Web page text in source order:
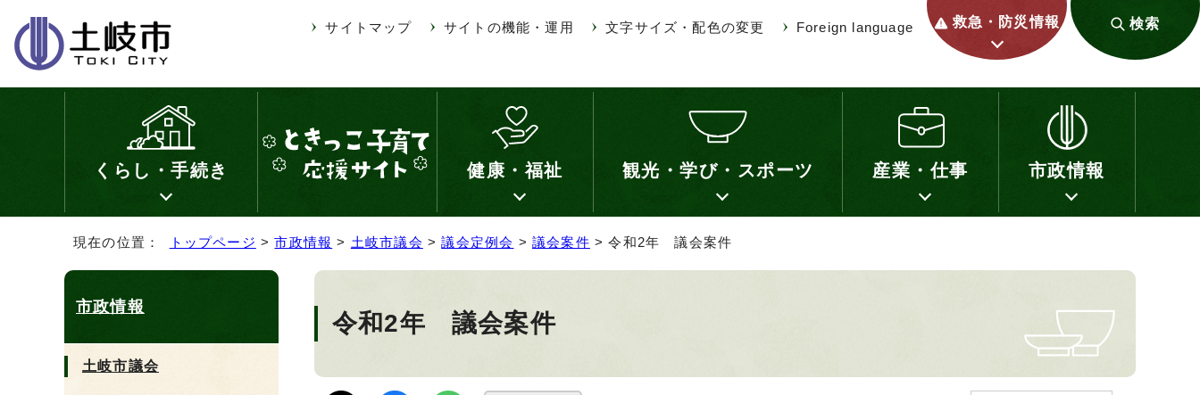
サイトマップ サイトの機能・運用 文字サイズ・配色の変更 Foreign language 救急・防災情報 検索
くらし・手続き 健康・福祉 観光・学び・スポーツ 産業・仕事 市政情報
現在の位置： トップページ >市政情報 > 土岐市議会 >議会定例会 >議会案件 > 令和2年 議会案件
令和2年 議会案件
市政情報
土岐市議会